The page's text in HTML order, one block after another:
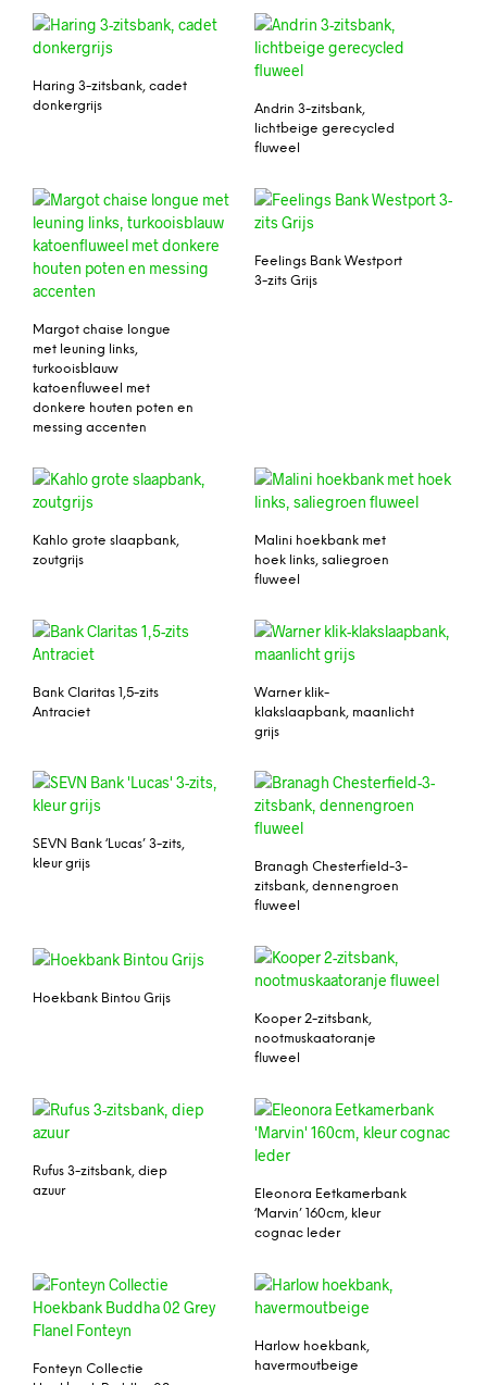
Haring 3-zitsbank, cadet
donkergrijs
Andrin 3-zitsbank,
lichtbeige gerecycled
fluweel
Margot chaise longue
met leuning links,
turkooisblauw
katoenfluweel met
donkere houten poten en
messing accenten
Feelings Bank Westport
3-zits Grijs
Kahlo grote slaapbank,
zoutgrijs
Malini hoekbank met
hoek links, saliegroen
fluweel
Bank Claritas 1,5-zits
Antraciet
Warner klik-
klakslaapbank, maanlicht
grijs
SEVN Bank ‘Lucas’ 3-zits,
kleur grijs
Branagh Chesterfield-3-
zitsbank, dennengroen
fluweel
Hoekbank Bintou Grijs
Kooper 2-zitsbank,
nootmuskaatoranje
fluweel
Rufus 3-zitsbank, diep
azuur
Eleonora Eetkamerbank
‘Marvin’ 160cm, kleur
cognac leder
Fonteyn Collectie
Harlow hoekbank,
havermoutbeige